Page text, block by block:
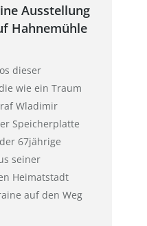
Ausstellung
Hahnemühle
dieser
wie ein Traum
Wladimir
Speicherplatte
67jährige
seiner
Heimatstadt
auf den Weg